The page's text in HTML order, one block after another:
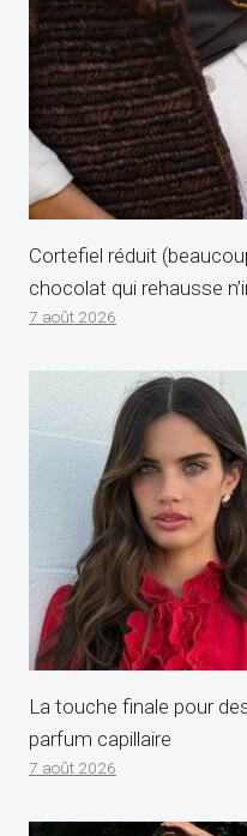
Cortefiel réduit
chocolat qui rehausse
7 août 2026
La touche finale pour
parfum capillaire
7 août 2026